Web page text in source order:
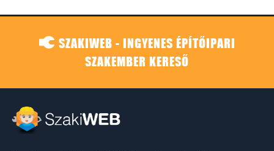
SZAKIWEB - INGYENES ÉPÍTŐIPARI
SZAKEMBER KERESŐ